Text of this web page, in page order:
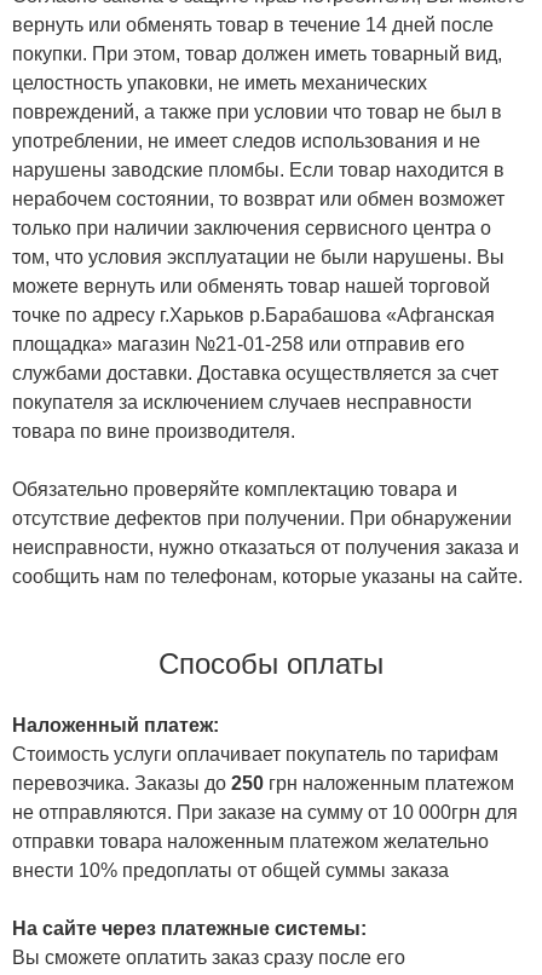
вернуть или обменять товар в течение 14 дней после
покупки. При этом, товар должен иметь товарный вид,
целостность упаковки, не иметь механических
повреждений, а также при условии что товар не был в
употреблении, не имеет следов использования и не
нарушены заводские пломбы. Если товар находится в
нерабочем состоянии, то возврат или обмен возможет
только при наличии заключения сервисного центра о
том, что условия эксплуатации не были нарушены. Вы
можете вернуть или обменять товар нашей торговой
точке по адресу г.Харьков р.Барабашова «Афганская
площадка» магазин №21-01-258 или отправив его
службами доставки. Доставка осуществляется за счет
покупателя за исключением случаев несправности
товара по вине производителя.
Обязательно проверяйте комплектацию товара и
отсутствие дефектов при получении. При обнаружении
неисправности, нужно отказаться от получения заказа и
сообщить нам по телефонам, которые указаны на сайте.
Способы оплаты
Наложенный платеж:
Стоимость услуги оплачивает покупатель по тарифам
перевозчика. Заказы до 250 грн наложенным платежом
не отправляются. При заказе на сумму от 10 000грн для
отправки товара наложенным платежом желательно
внести 10% предоплаты от общей суммы заказа
На сайте через платежные системы:
Вы сможете оплатить заказ сразу после его